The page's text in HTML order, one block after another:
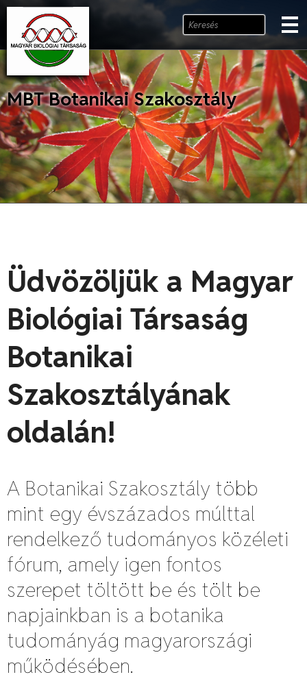
MBT Botanikai Szakosztály
Üdvözöljük a Magyar
Biológiai Társaság
Botanikai
Szakosztályának
oldalán!
A Botanikai Szakosztály több
mint egy évszázados múlttal
rendelkező tudományos közéleti
fórum, amely igen fontos
szerepet töltött be és tölt be
napjainkban is a botanika
tudományág magyarországi
működésében.